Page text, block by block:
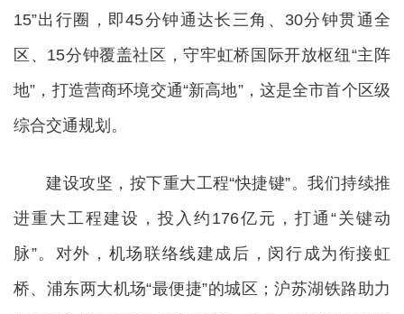
15”出行圈，即45分钟通达长三角、30分钟贯通全
区、15分钟覆盖社区，守牢虹桥国际开放枢纽“主阵
地”，打造营商环境交通“新高地”，这是全市首个区级
综合交通规划。
建设攻坚，按下重大工程“快捷键”。我们持续推
进重大工程建设，投入约176亿元，打通“关键动
脉”。对外，机场联络线建成后，闵行成为衔接虹
桥、浦东两大机场“最便捷”的城区；沪苏湖铁路助力